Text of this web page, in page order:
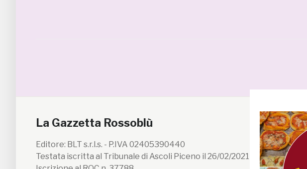
La Gazzetta Rossoblù
Editore: BLT s.r.l.s. - P.IVA 02405390440
Testata iscritta al Tribunale di Ascoli Piceno il 26/02/2021 n. 199/2021